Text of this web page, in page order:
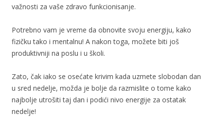
važnosti za vaše zdravo funkcionisanje.
Potrebno vam je vreme da obnovite svoju energiju, kako
fizičku tako i mentalnu! A nakon toga, možete biti još
produktivniji na poslu i u školi.
Zato, čak iako se osećate krivim kada uzmete slobodan dan
u sred nedelje, možda je bolje da razmislite o tome kako
najbolje utrošiti taj dan i podići nivo energije za ostatak
nedelje!